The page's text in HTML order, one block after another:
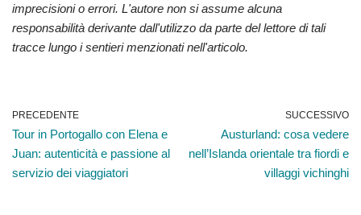
imprecisioni o errori. L'autore non si assume alcuna
responsabilità derivante dall'utilizzo da parte del lettore di tali
tracce lungo i sentieri menzionati nell'articolo.
PRECEDENTE
Tour in Portogallo con Elena e
Juan: autenticità e passione al
servizio dei viaggiatori
SUCCESSIVO
Austurland: cosa vedere
nell’Islanda orientale tra fiordi e
villaggi vichinghi